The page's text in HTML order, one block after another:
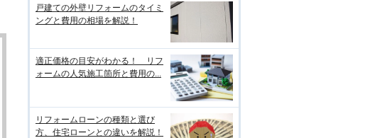
戸建ての外壁リフォームのタイミ
ングと費用の相場を解説！
適正価格の目安がわかる！ リフ
ォームの人気施工箇所と費用の...
リフォームローンの種類と選び
方、住宅ローンとの違いを解説！